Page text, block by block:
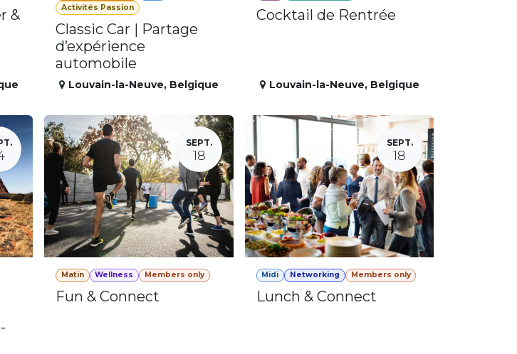
&
Activités Passion
Classic Car | Partage
d’expérience
automobile
Louvain-la-Neuve, Belgique
Cocktail de Rentrée
Louvain-la-Neuve, Belgique
SEPT.
18
Matin Wellness Members only
Fun & Connect
SEPT.
18
Midi Networking Members only
Lunch & Connect